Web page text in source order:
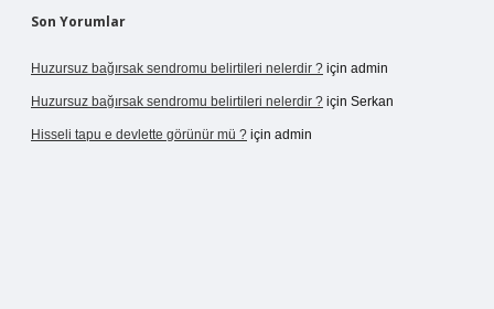
Son Yorumlar
Huzursuz bağırsak sendromu belirtileri nelerdir ? için admin
Huzursuz bağırsak sendromu belirtileri nelerdir ? için Serkan
Hisseli tapu e devlette görünür mü ? için admin